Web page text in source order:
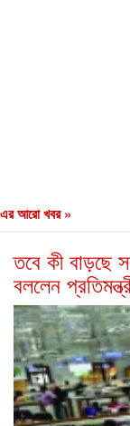
এর আরো খবর »
তবে কী বাড়ছে
বললেন